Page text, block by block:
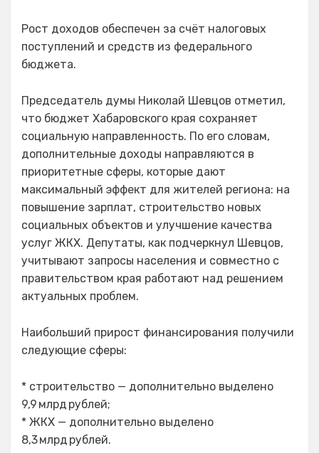
Рост доходов обеспечен за счёт налоговых
поступлений и средств из федерального
бюджета.
Председатель думы Николай Шевцов отметил,
что бюджет Хабаровского края сохраняет
социальную направленность. По его словам,
дополнительные доходы направляются в
приоритетные сферы, которые дают
максимальный эффект для жителей региона: на
повышение зарплат, строительство новых
социальных объектов и улучшение качества
услуг ЖКХ. Депутаты, как подчеркнул Шевцов,
учитывают запросы населения и совместно с
правительством края работают над решением
актуальных проблем.
Наибольший прирост финансирования получили
следующие сферы:
* строительство — дополнительно выделено
9,9 млрд рублей;
* ЖКХ — дополнительно выделено
8,3 млрд рублей.